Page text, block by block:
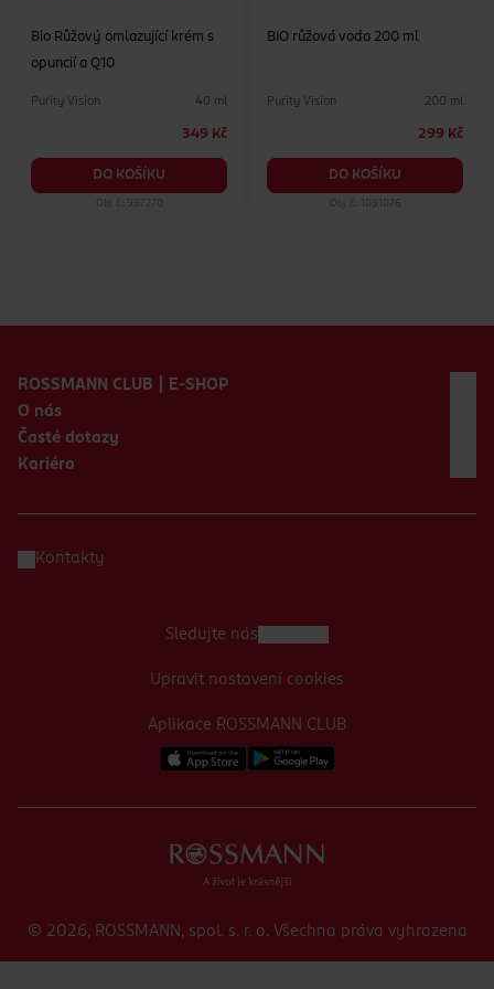
Bio Růžový omlazující krém s
opuncií a Q10
Purity Vision 40 ml
349 Kč
DO KOŠÍKU
Obj. č.: 997270
BIO růžová voda 200 ml
Purity Vision 200 ml
299 Kč
DO KOŠÍKU
Obj. č.: 1091076
ROSSMANN CLUB | E-SHOP
O nás
Časté dotazy
Kariéra
Kontakty
Aplikace ROSSMANN CLUB
Sledujte nás
Upravit nastavení cookies
© 2026, ROSSMANN, spol. s. r. o. Všechna práva vyhrazena